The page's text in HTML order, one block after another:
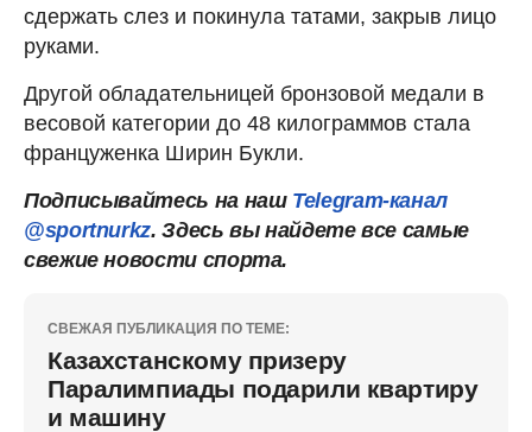
сдержать слез и покинула татами, закрыв лицо
руками.
Другой обладательницей бронзовой медали в
весовой категории до 48 килограммов стала
француженка Ширин Букли.
Подписывайтесь на наш Telegram-канал
@sportnurkz. Здесь вы найдете все самые
свежие новости спорта.
СВЕЖАЯ ПУБЛИКАЦИЯ ПО ТЕМЕ:
Казахстанскому призеру
Паралимпиады подарили квартиру
и машину